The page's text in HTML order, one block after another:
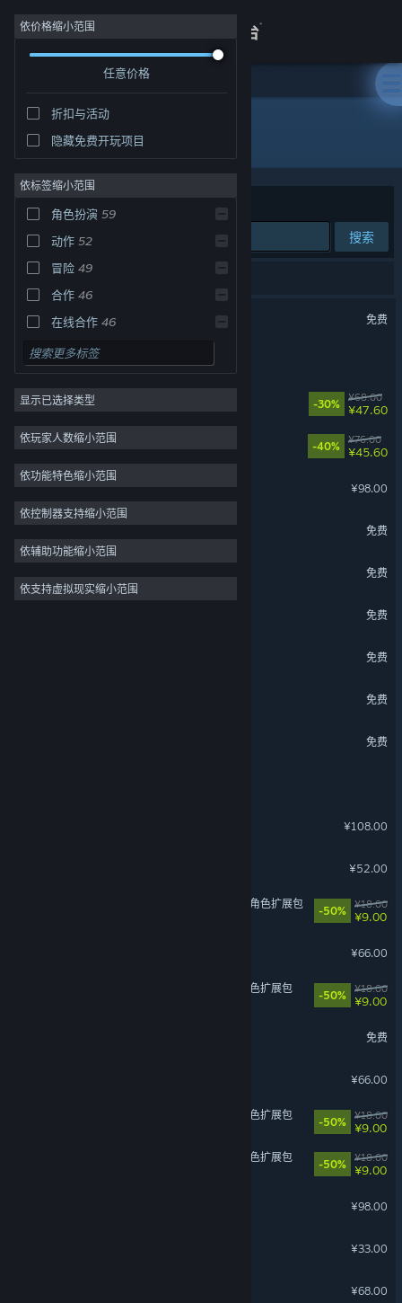
登录
关于
客服
依价格缩小范围
任意价格
折扣与活动
隐藏免费开玩项目
依标签缩小范围
角色扮演 59
动作 52
冒险 49
合作 46
在线合作 46
多人 45
大型多人在线 41
休闲 37
玩家对战 37
单人 31
独立 30
3D 28
模拟 27
免费开玩 22
显示已选择类型
依玩家人数缩小范围
依功能特色缩小范围
依控制器支持缩小范围
依辅助功能缩小范围
依支持虚拟现实缩小范围
所有产品
搜索
免费
-30%
¥68.00
¥47.60
-40%
¥76.00
¥45.60
¥98.00
三国杀
免费
吉星派对
免费
免费
免费
免费
免费
¥108.00
¥52.00
苍翼：混沌效应 - 黑铁直人 角色扩展包
-50%
¥18.00
¥9.00
¥66.00
苍翼：混沌效应 - 芭烈特 角色扩展包
-50%
¥18.00
¥9.00
免费
¥66.00
苍翼：混沌效应 - 雷其儿 角色扩展包
-50%
¥18.00
¥9.00
苍翼：混沌效应 - 哈札马 角色扩展包
-50%
¥18.00
¥9.00
¥98.00
¥33.00
¥68.00